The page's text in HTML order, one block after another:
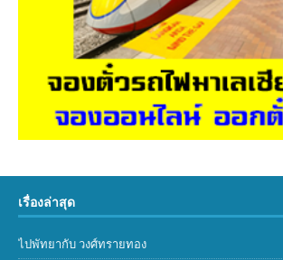
เรื่องล่าสุด
ไปพัทยากับ วงศ์ทรายทอง